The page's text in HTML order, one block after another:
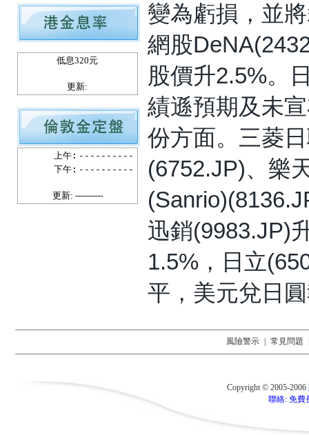
低息320元
更新:
上午: ----------
下午: ----------
更新: ----------
變為虧損，並
網股
股價升2.5%。
績遜預期及未
份方面。三菱
(6752.JP)、樂
迅銷(9983.JP)
1.5%，日立
平，美元兌日
風險警示 常見問題
Copyright © 2005-2006
聯絡: 免費